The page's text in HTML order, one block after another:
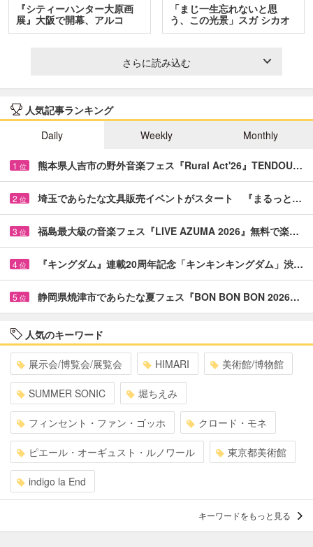
『シティーハンター大原画
展』大阪で開幕、アルコ
＆…
「まじ一生忘れないと思
う、この光景」スガ シカオ
と…
さらに読み込む
人気記事ランキング
Daily
Weekly Monthly
1 位 熊本県人吉市の野外音楽フェス『Rural Act'26』TENDOU…
2 位 埼玉であらたな文具販売イベントがスタート 『まるっと…
3 位 福島最大級の音楽フェス『LIVE AZUMA 2026』無料で楽…
4 位 『キングダム』連載20周年記念「キンキンキングダム」渋…
5 位 静岡県焼津市であらたな夏フェス『BON BON BON 2026…
人気のキーワード
展示会/博覧会/展覧会 HIMARI 美術館/博物館
SUMMER SONIC 堀ちえみ
フィンセント・ファン・ゴッホ クロード・モネ
ピエール・オーギュスト・ルノワール 東京都美術館
indigo la End
キーワードをもっと見る